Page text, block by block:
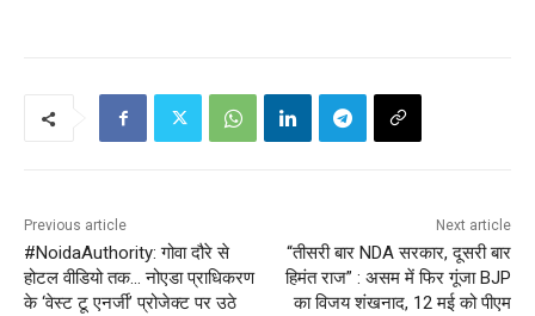
Previous article
#NoidaAuthority: गोवा दौरे से
होटल वीडियो तक… नोएडा प्राधिकरण
के ‘वेस्ट टू एनर्जी’ प्रोजेक्ट पर उठे
Next article
“तीसरी बार NDA सरकार, दूसरी बार
हिमंत राज” : असम में फिर गूंजा BJP
का विजय शंखनाद, 12 मई को पीएम